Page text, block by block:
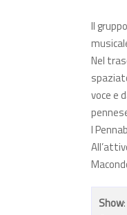
Il
Nel
voce e
I
Show: